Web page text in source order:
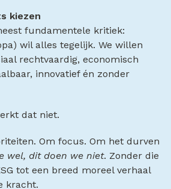
kiezen
fundamentele kritiek:
wil alles tegelijk. We willen
rechtvaardig, economisch
innovatief én zonder
dat niet.
Om focus. Om het durven
wel, dit doen we niet. Zonder die
tot een breed moreel verhaal
kracht.